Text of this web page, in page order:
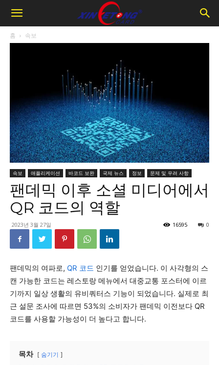
홈 속보
속보 애플리케이션 바코드 보완 국제 뉴스 정보 문제 및 우려 사항
팬데믹 이후 소셜 미디어에서
QR 코드의 역할
2023년 3월 27일 0
16595
팬데믹의 여파로, QR 코드 인기를 얻었습니다. 이 사각형의 스
캔 가능한 코드는 레스토랑 메뉴에서 대중교통 포스터에 이르
기까지 일상 생활의 유비쿼터스 기능이 되었습니다. 실제로 최
근 설문 조사에 따르면 53%의 소비자가 팬데믹 이전보다 QR
코드를 사용할 가능성이 더 높다고 합니다.
목차 숨기기